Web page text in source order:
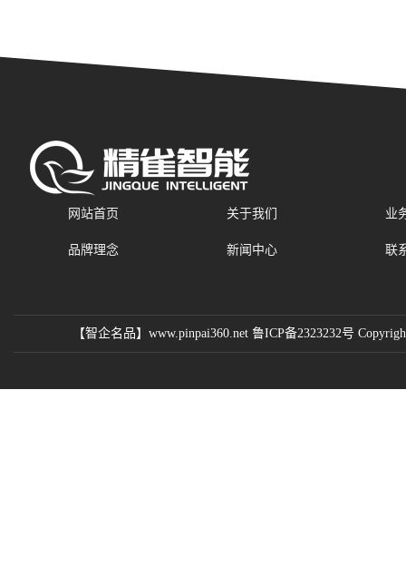
网站首页 关于我们 业
品牌理念 新闻中心 联
【智企名品】www.pinpai360.net 鲁ICP备2323232号